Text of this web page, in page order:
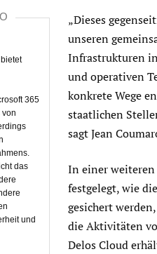
365
von
das
und
„Dieses
unseren
Infrastrukturen
und operativen
konkrete Wege
staatlichen
sagt Jean
In einer
festgelegt, wie
gesichert
die Aktivitäten
Delos Cloud